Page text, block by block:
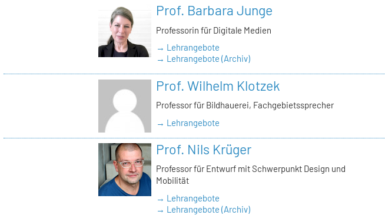
Prof. Barbara Junge
Professorin für Digitale Medien
→ Lehrangebote
→ Lehrangebote (Archiv)
Prof. Wilhelm Klotzek
Professor für Bildhauerei, Fachgebietssprecher
→ Lehrangebote
Prof. Nils Krüger
Professor für Entwurf mit Schwerpunkt Design und
Mobilität
→ Lehrangebote
→ Lehrangebote (Archiv)